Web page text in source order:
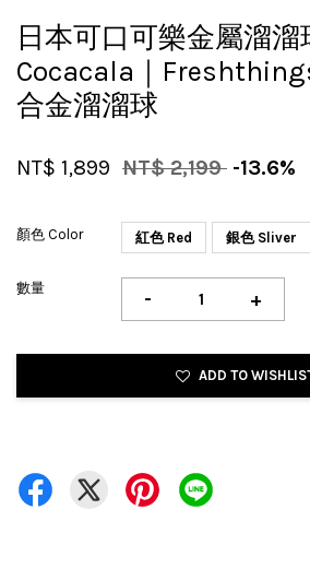
日本可口可樂金屬溜溜
Cocacala｜
合金溜溜球
NT$ 1,899 NT$ 2,199 -13.6%
顏色 Color 紅色 Red 銀色 Sliver
數量 - +
ADD TO